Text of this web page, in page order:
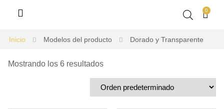
0
Inicio Modelos del producto Dorado y Transparente
Mostrando los 6 resultados